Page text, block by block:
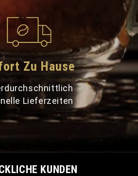
Zu Hause
Lieferzeiten
KUNDEN